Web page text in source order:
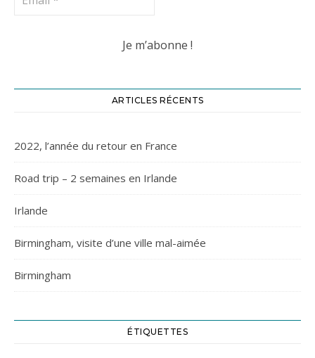
ARTICLES RÉCENTS
2022, l’année du retour en France
Road trip – 2 semaines en Irlande
Irlande
Birmingham, visite d’une ville mal-aimée
Birmingham
ÉTIQUETTES